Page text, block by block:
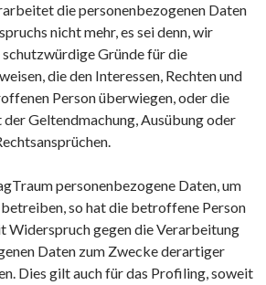
die personenbezogenen Daten
nicht mehr, es sei denn, wir
Gründe für die
die den Interessen, Rechten und
Person überwiegen, oder die
Geltendmachung, Ausübung oder
personenbezogene Daten, um
so hat die betroffene Person
Widerspruch gegen die Verarbeitung
Daten zum Zwecke derartiger
Dies gilt auch für das Profiling, soweit